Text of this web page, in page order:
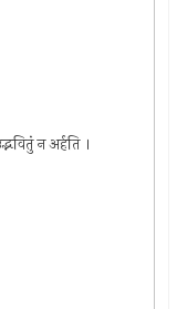
न अर्हति ।